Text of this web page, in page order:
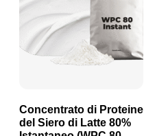
Concentrato di Proteine
del Siero di Latte 80%